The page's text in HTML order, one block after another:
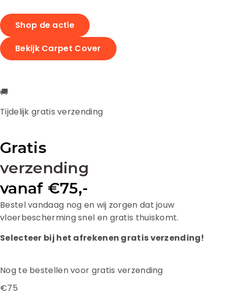
Shop de actie
Bekijk Carpet Cover
🚚
Tijdelijk gratis verzending
Gratis
verzending
vanaf €75,-
Bestel vandaag nog en wij zorgen dat jouw
vloerbescherming snel en gratis thuiskomt.
Selecteer bij het afrekenen gratis verzending!
Nog te bestellen voor gratis verzending
€75